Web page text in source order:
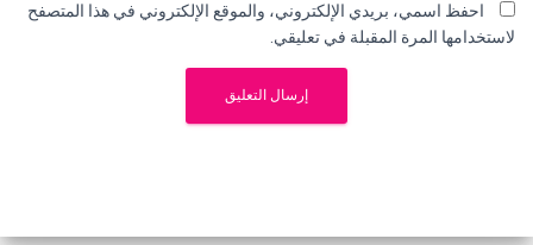
احفظ اسمي، بريدي الإلكتروني، والموقع الإلكتروني في هذا المتصفح
لاستخدامها المرة المقبلة في تعليقي.